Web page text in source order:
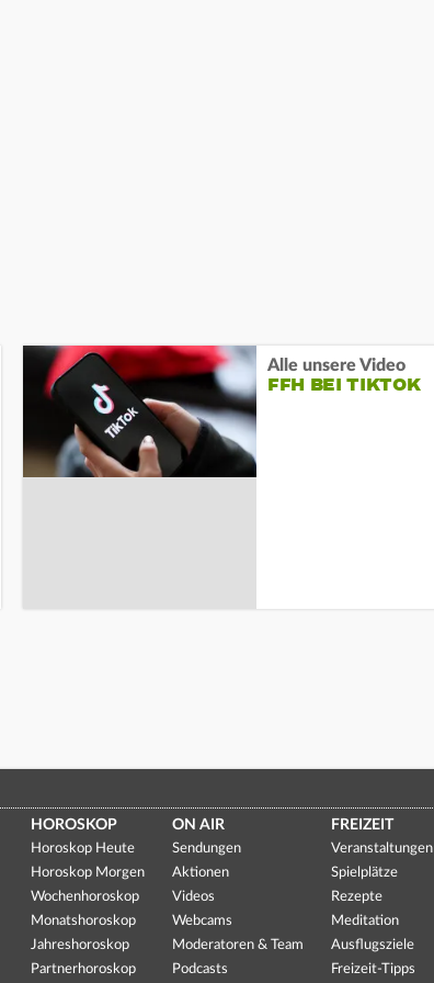
Alle unsere Video
FFH BEI TIKTOK
HOROSKOP
Horoskop Heute
Horoskop Morgen
Wochenhoroskop
Monatshoroskop
Jahreshoroskop
Partnerhoroskop
ON AIR
Sendungen
Aktionen
Videos
Webcams
Moderatoren & Team
Podcasts
FREIZEIT
Veranstaltungen
Spielplätze
Rezepte
Meditation
Ausflugsziele
Freizeit-Tipps